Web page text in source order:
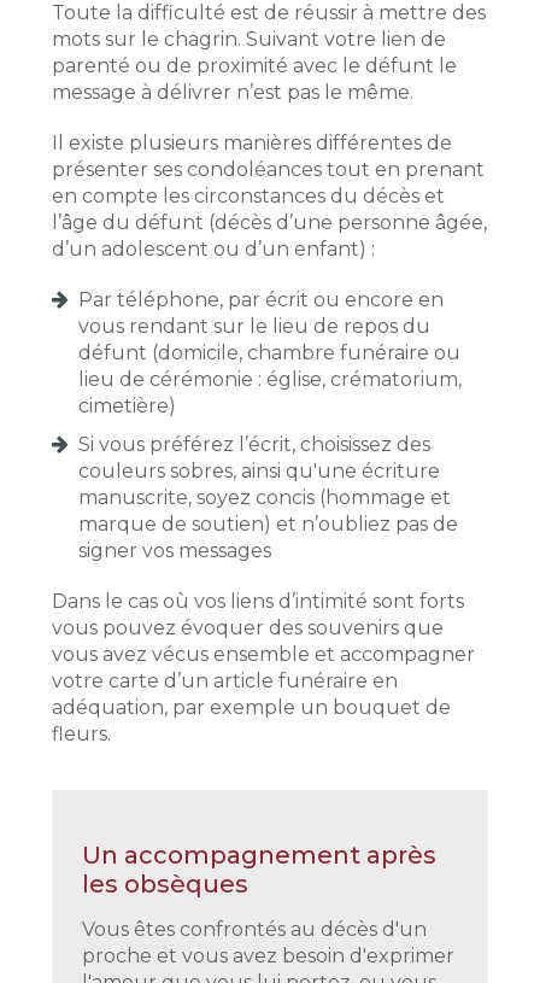
Toute la difficulté est de réussir à mettre des
mots sur le chagrin. Suivant votre lien de
parenté ou de proximité avec le défunt le
message à délivrer n’est pas le même.
Il existe plusieurs manières différentes de
présenter ses condoléances tout en prenant
en compte les circonstances du décès et
l’âge du défunt (décès d’une personne âgée,
d’un adolescent ou d’un enfant) :
Par téléphone, par écrit ou encore en
vous rendant sur le lieu de repos du
défunt (domicile, chambre funéraire ou
lieu de cérémonie : église, crématorium,
cimetière)
Si vous préférez l’écrit, choisissez des
couleurs sobres, ainsi qu'une écriture
manuscrite, soyez concis (hommage et
marque de soutien) et n’oubliez pas de
signer vos messages
Dans le cas où vos liens d’intimité sont forts
vous pouvez évoquer des souvenirs que
vous avez vécus ensemble et accompagner
votre carte d’un article funéraire en
adéquation, par exemple un bouquet de
fleurs.
Un accompagnement après
les obsèques
Vous êtes confrontés au décès d'un
proche et vous avez besoin d'exprimer